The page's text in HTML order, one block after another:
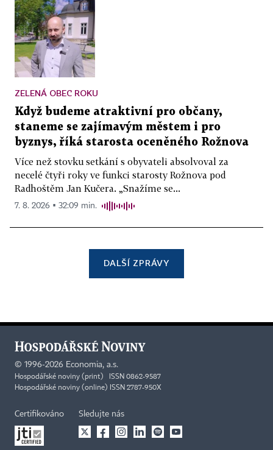
ZELENÁ OBEC ROKU
Když budeme atraktivní pro občany,
staneme se zajímavým městem i pro
byznys, říká starosta oceněného Rožnova
Více než stovku setkání s obyvateli absolvoval za
necelé čtyři roky ve funkci starosty Rožnova pod
Radhoštěm Jan Kučera. „Snažíme se...
7. 8. 2026 ▪ 32:09 min.
DALŠÍ ZPRÁVY
© 1996-2026 Economia, a.s.
Hospodářské noviny (print) ISSN 0862-9587
Hospodářské noviny (online) ISSN 2787-950X
Certifikováno Sledujte nás